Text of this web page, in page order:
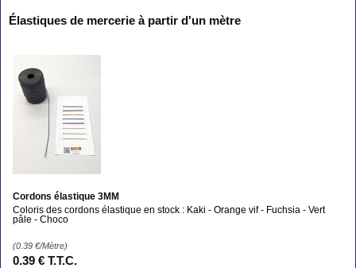
Élastiques de mercerie à partir d'un mètre
Cordons élastique 3MM
Coloris des cordons élastique en stock : Kaki - Orange vif - Fuchsia - Vert
pâle - Choco
(0.39 €/Mètre)
0.39 € T.T.C.